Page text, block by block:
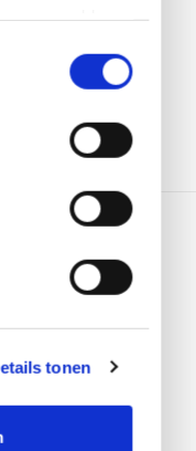
tonen
product..